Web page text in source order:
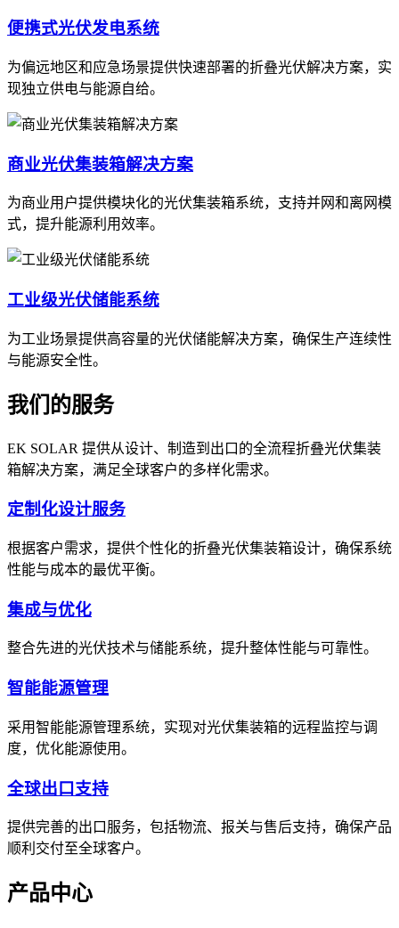
便携式光伏发电系统
为偏远地区和应急场景提供快速部署的折叠光伏解决方案，实
现独立供电与能源自给。
商业光伏集装箱解决方案
为商业用户提供模块化的光伏集装箱系统，支持并网和离网模
式，提升能源利用效率。
工业级光伏储能系统
为工业场景提供高容量的光伏储能解决方案，确保生产连续性
与能源安全性。
我们的服务
EK SOLAR 提供从设计、制造到出口的全流程折叠光伏集装
箱解决方案，满足全球客户的多样化需求。
定制化设计服务
根据客户需求，提供个性化的折叠光伏集装箱设计，确保系统
性能与成本的最优平衡。
集成与优化
整合先进的光伏技术与储能系统，提升整体性能与可靠性。
智能能源管理
采用智能能源管理系统，实现对光伏集装箱的远程监控与调
度，优化能源使用。
全球出口支持
提供完善的出口服务，包括物流、报关与售后支持，确保产品
顺利交付至全球客户。
产品中心